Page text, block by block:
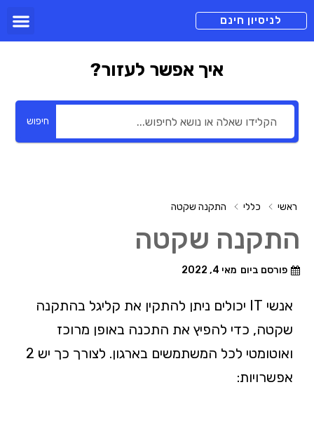
לניסיון חינם
איך אפשר לעזור?
חיפוש
ראשי כללי התקנה שקטה
התקנה שקטה
פורסם ביום מאי 4, 2022
אנשי IT יכולים ניתן להתקין את קליגל בהתקנה
שקטה, כדי להפיץ את התכנה באופן מרוכז
ואוטומטי לכל המשתמשים בארגון. לצורך כך יש 2
אפשרויות: